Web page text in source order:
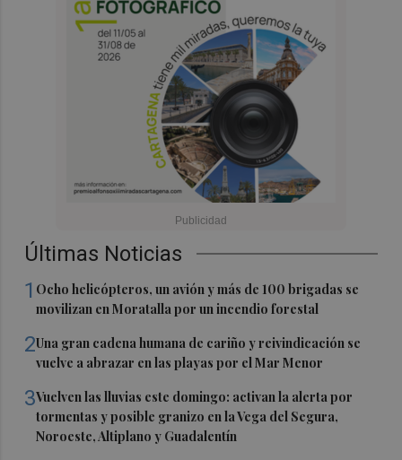
Últimas Noticias
1 Ocho helicópteros, un avión y más de 100 brigadas se
movilizan en Moratalla por un incendio forestal
2Una gran cadena humana de cariño y reivindicación se
vuelve a abrazar en las playas por el Mar Menor
3Vuelven las lluvias este domingo: activan la alerta por
tormentas y posible granizo en la Vega del Segura,
Noroeste, Altiplano y Guadalentín